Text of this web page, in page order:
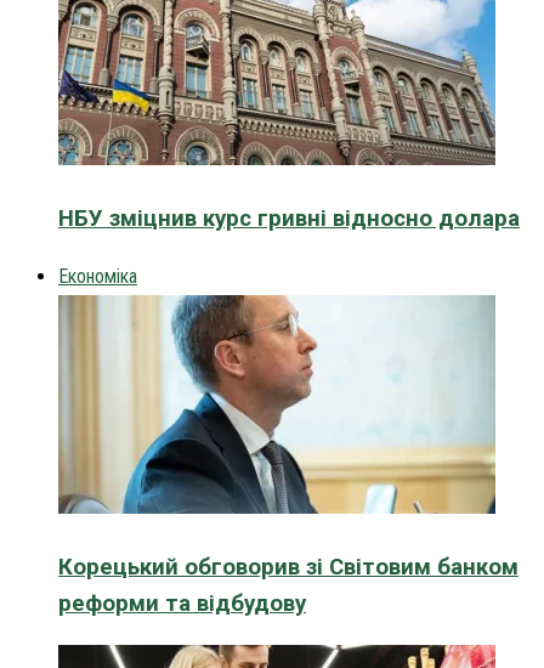
НБУ зміцнив курс гривні відносно долара
Економіка
Корецький обговорив зі Світовим банком
реформи та відбудову